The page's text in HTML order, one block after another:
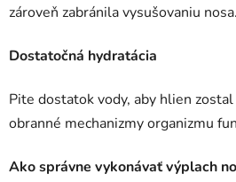
zároveň zabránila vysušovaniu nosa.
Dostatočná hydratácia
Pite dostatok vody, aby hlien
obranné mechanizmy organizmu
Ako správne vykonávať výplach